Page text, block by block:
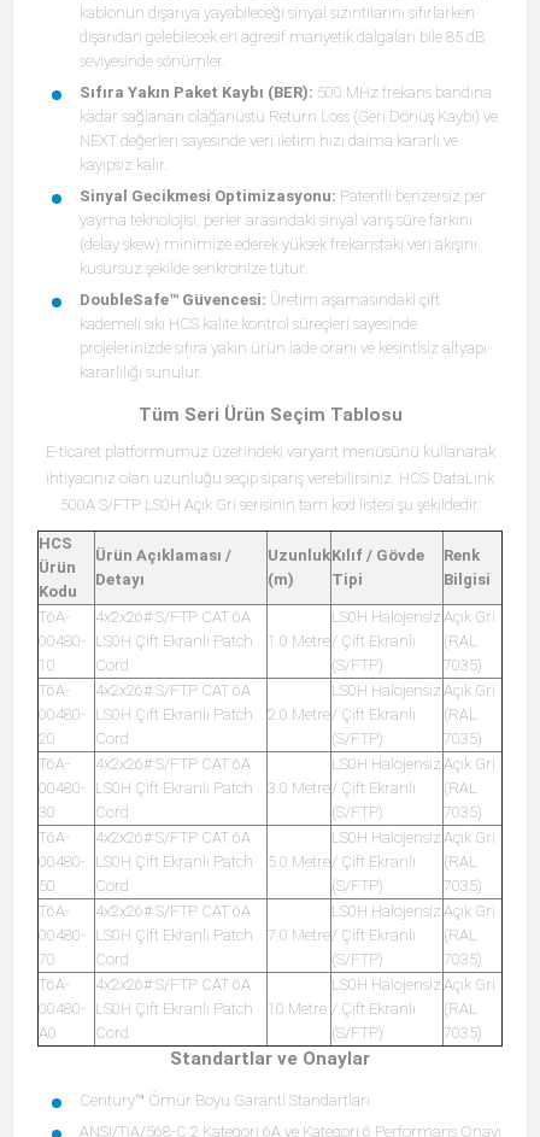
kablonun dışarıya yayabileceği sinyal sızıntılarını sıfırlarken
dışarıdan gelebilecek en agresif manyetik dalgaları bile 85 dB
seviyesinde sönümler.
Sıfıra Yakın Paket Kaybı (BER): 500 MHz frekans bandına
kadar sağlanan olağanüstü Return Loss (Geri Dönüş Kaybı) ve
NEXT değerleri sayesinde veri iletim hızı daima kararlı ve
kayıpsız kalır.
Sinyal Gecikmesi Optimizasyonu: Patentli benzersiz per
yayma teknolojisi, perler arasındaki sinyal varış süre farkını
(delay skew) minimize ederek yüksek frekanstaki veri akışını
kusursuz şekilde senkronize tutur.
DoubleSafe™ Güvencesi: Üretim aşamasındaki çift
kademeli sıkı HCS kalite kontrol süreçleri sayesinde
projelerinizde sıfıra yakın ürün iade oranı ve kesintisiz altyapı
kararlılığı sunulur.
Tüm Seri Ürün Seçim Tablosu
E-ticaret platformumuz üzerindeki varyant menüsünü kullanarak
ihtiyacınız olan uzunluğu seçip sipariş verebilirsiniz. HCS DataLink
500A S/FTP LS0H Açık Gri serisinin tam kod listesi şu şekildedir:
HCS
Ürün
Kodu
Ürün Açıklaması /
Detayı
Uzunluk
(m)
Kılıf / Gövde
Tipi
Renk
Bilgisi
T6A-
00480-
10
4x2x26# S/FTP CAT 6A
LS0H Çift Ekranlı Patch
Cord
1.0 Metre
LS0H Halojensiz
/ Çift Ekranlı
(S/FTP)
Açık Gri
(RAL
7035)
T6A-
00480-
20
4x2x26# S/FTP CAT 6A
LS0H Çift Ekranlı Patch
Cord
2.0 Metre
LS0H Halojensiz
/ Çift Ekranlı
(S/FTP)
Açık Gri
(RAL
7035)
T6A-
00480-
30
4x2x26# S/FTP CAT 6A
LS0H Çift Ekranlı Patch
Cord
3.0 Metre
LS0H Halojensiz
/ Çift Ekranlı
(S/FTP)
Açık Gri
(RAL
7035)
T6A-
00480-
50
4x2x26# S/FTP CAT 6A
LS0H Çift Ekranlı Patch
Cord
5.0 Metre
LS0H Halojensiz
/ Çift Ekranlı
(S/FTP)
Açık Gri
(RAL
7035)
T6A-
00480-
70
4x2x26# S/FTP CAT 6A
LS0H Çift Ekranlı Patch
Cord
7.0 Metre
LS0H Halojensiz
/ Çift Ekranlı
(S/FTP)
Açık Gri
(RAL
7035)
T6A-
00480-
A0
4x2x26# S/FTP CAT 6A
LS0H Çift Ekranlı Patch
Cord
10 Metre
LS0H Halojensiz
/ Çift Ekranlı
(S/FTP)
Açık Gri
(RAL
7035)
Standartlar ve Onaylar
Century™ Ömür Boyu Garanti Standartları
ANSI/TIA/568-C.2 Kategori 6A ve Kategori 6 Performans Onayı